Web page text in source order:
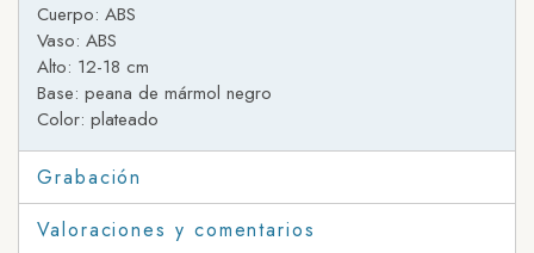
Cuerpo: ABS
Vaso: ABS
Alto: 12-18 cm
Base: peana de mármol negro
Color: plateado
Grabación
Valoraciones y comentarios